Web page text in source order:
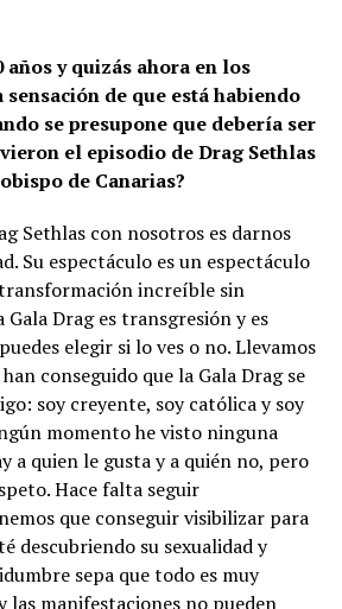
años y quizás ahora en los
de que está habiendo
se presupone que debería ser
el episodio de Drag Sethlas
de Canarias?
Sethlas con nosotros es darnos
Su espectáculo es un espectáculo
increíble sin
Gala Drag es transgresión y es
elegir si lo ves o no. Llevamos
conseguido que la Gala Drag se
soy creyente, soy católica y soy
momento he visto ninguna
a quien le gusta y a quién no, pero
Hace falta seguir
que conseguir visibilizar para
descubriendo su sexualidad y
sepa que todo es muy
las manifestaciones no pueden